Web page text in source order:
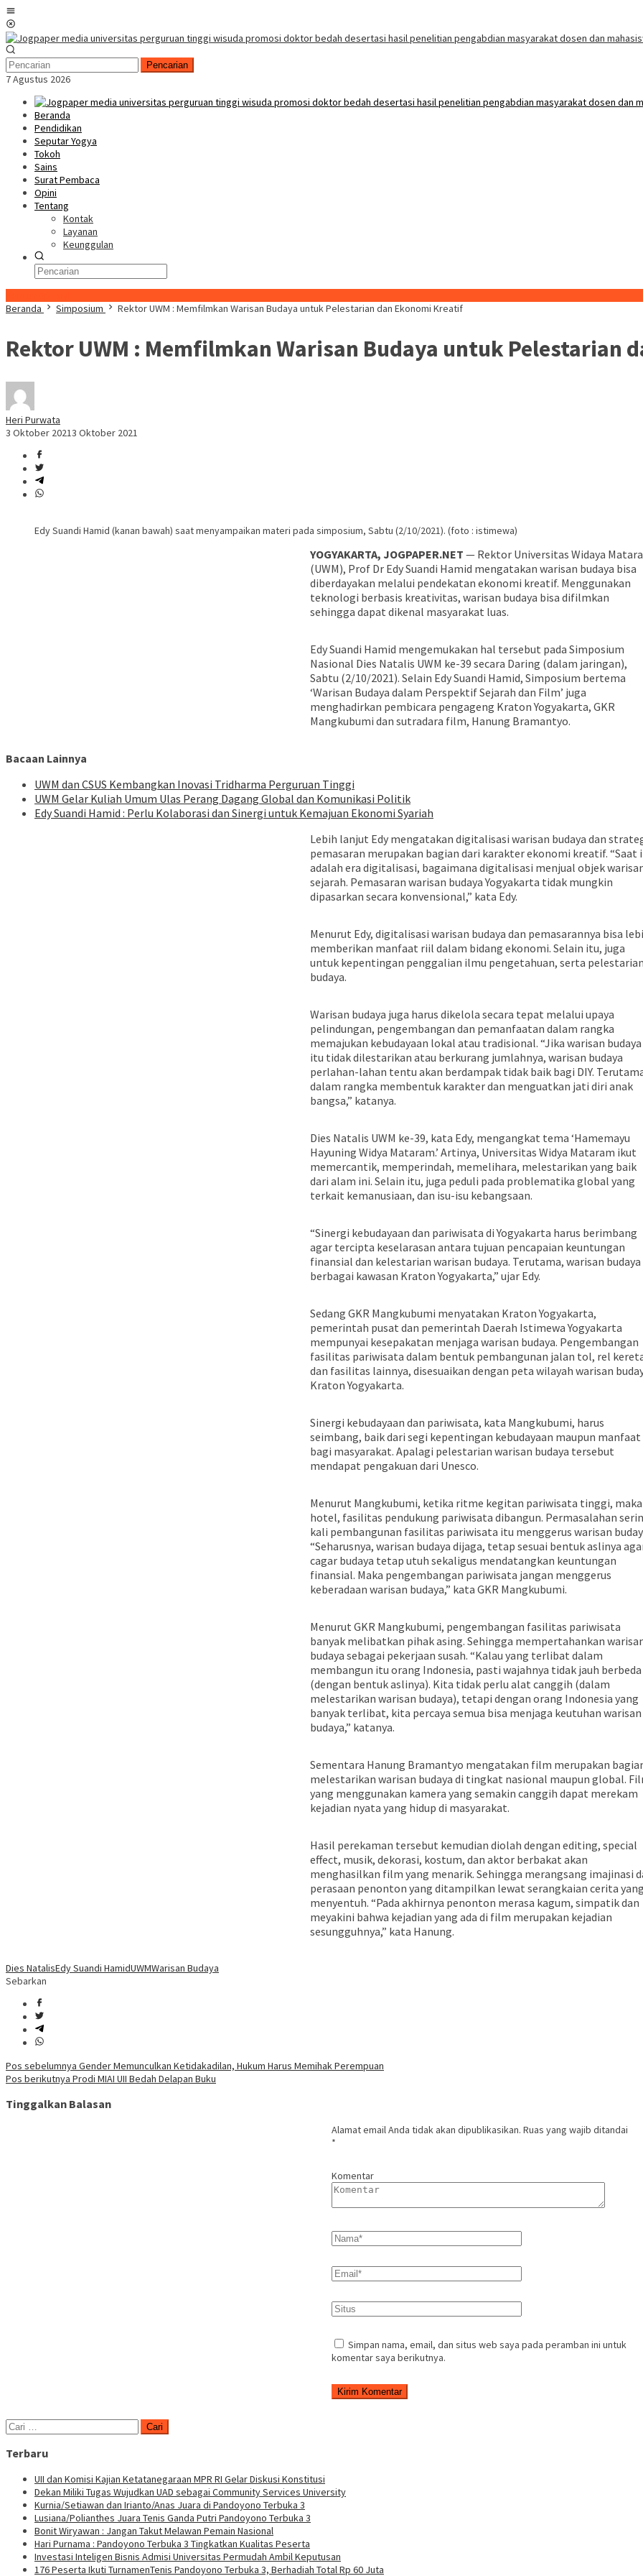
Loncat
ke
konten
Pencarian
7 Agustus 2026
Beranda
Pendidikan
Seputar Yogya
Tokoh
Sains
Surat Pembaca
Opini
Tentang
Kontak
Layanan
Keunggulan
Beranda
Simposium Rektor UWM : Memfilmkan Warisan Budaya untuk Pelestarian dan Ekonomi Kreatif
Rektor UWM : Memfilmkan Warisan Budaya untuk Pelestarian
Heri Purwata
3 Oktober 20213 Oktober 2021
Edy Suandi Hamid (kanan bawah) saat menyampaikan materi pada simposium, Sabtu (2/10/2021). (foto : istimewa)
YOGYAKARTA, JOGPAPER.NET — Rektor Universitas Widaya
(UWM), Prof Dr Edy Suandi Hamid mengatakan warisan budaya bisa
diberdayakan melalui pendekatan ekonomi kreatif. Menggunakan
teknologi berbasis kreativitas, warisan budaya bisa difilmkan
sehingga dapat dikenal masyarakat luas.
Edy Suandi Hamid mengemukakan hal tersebut pada Simposium
Nasional Dies Natalis UWM ke-39 secara Daring (dalam jaringan),
Sabtu (2/10/2021). Selain Edy Suandi Hamid, Simposium bertema
‘Warisan Budaya dalam Perspektif Sejarah dan Film’ juga
menghadirkan pembicara pengageng Kraton Yogyakarta, GKR
Mangkubumi dan sutradara film, Hanung Bramantyo.
Bacaan Lainnya
UWM dan CSUS Kembangkan Inovasi Tridharma Perguruan Tinggi
UWM Gelar Kuliah Umum Ulas Perang Dagang Global dan Komunikasi Politik
Edy Suandi Hamid : Perlu Kolaborasi dan Sinergi untuk Kemajuan Ekonomi Syariah
Lebih lanjut Edy mengatakan digitalisasi warisan budaya dan
pemasaran merupakan bagian dari karakter ekonomi kreatif. “Saat
adalah era digitalisasi, bagaimana digitalisasi menjual objek
sejarah. Pemasaran warisan budaya Yogyakarta tidak mungkin
dipasarkan secara konvensional,” kata Edy.
Menurut Edy, digitalisasi warisan budaya dan pemasarannya bisa
memberikan manfaat riil dalam bidang ekonomi. Selain itu, juga
untuk kepentingan penggalian ilmu pengetahuan, serta
budaya.
Warisan budaya juga harus dikelola secara tepat melalui upaya
pelindungan, pengembangan dan pemanfaatan dalam rangka
memajukan kebudayaan lokal atau tradisional. “Jika warisan budaya
itu tidak dilestarikan atau berkurang jumlahnya, warisan budaya
perlahan-lahan tentu akan berdampak tidak baik bagi DIY.
dalam rangka membentuk karakter dan menguatkan jati diri anak
bangsa,” katanya.
Dies Natalis UWM ke-39, kata Edy, mengangkat tema ‘Hamemayu
Hayuning Widya Mataram.’ Artinya, Universitas Widya Mataram ikut
memercantik, memperindah, memelihara, melestarikan yang baik
dari alam ini. Selain itu, juga peduli pada problematika global yang
terkait kemanusiaan, dan isu-isu kebangsaan.
“Sinergi kebudayaan dan pariwisata di Yogyakarta harus berimbang
agar tercipta keselarasan antara tujuan pencapaian keuntungan
finansial dan kelestarian warisan budaya. Terutama, warisan budaya
berbagai kawasan Kraton Yogyakarta,” ujar Edy.
Sedang GKR Mangkubumi menyatakan Kraton Yogyakarta,
pemerintah pusat dan pemerintah Daerah Istimewa Yogyakarta
mempunyai kesepakatan menjaga warisan budaya. Pengembangan
fasilitas pariwisata dalam bentuk pembangunan jalan tol, rel
dan fasilitas lainnya, disesuaikan dengan peta wilayah warisan
Kraton Yogyakarta.
Sinergi kebudayaan dan pariwisata, kata Mangkubumi, harus
seimbang, baik dari segi kepentingan kebudayaan maupun manfaat
bagi masyarakat. Apalagi pelestarian warisan budaya tersebut
mendapat pengakuan dari Unesco.
Menurut Mangkubumi, ketika ritme kegitan pariwisata tinggi, maka
hotel, fasilitas pendukung pariwisata dibangun. Permasalahan
kali pembangunan fasilitas pariwisata itu menggerus warisan
“Seharusnya, warisan budaya dijaga, tetap sesuai bentuk aslinya
cagar budaya tetap utuh sekaligus mendatangkan keuntungan
finansial. Maka pengembangan pariwisata jangan menggerus
keberadaan warisan budaya,” kata GKR Mangkubumi.
Menurut GKR Mangkubumi, pengembangan fasilitas pariwisata
banyak melibatkan pihak asing. Sehingga mempertahankan
budaya sebagai pekerjaan susah. “Kalau yang terlibat dalam
membangun itu orang Indonesia, pasti wajahnya tidak jauh berbeda
(dengan bentuk aslinya). Kita tidak perlu alat canggih (dalam
melestarikan warisan budaya), tetapi dengan orang Indonesia yang
banyak terlibat, kita percaya semua bisa menjaga keutuhan warisan
budaya,” katanya.
Sementara Hanung Bramantyo mengatakan film merupakan
melestarikan warisan budaya di tingkat nasional maupun global.
yang menggunakan kamera yang semakin canggih dapat merekam
kejadian nyata yang hidup di masyarakat.
Hasil perekaman tersebut kemudian diolah dengan editing, special
effect, musik, dekorasi, kostum, dan aktor berbakat akan
menghasilkan film yang menarik. Sehingga merangsang imajinasi
perasaan penonton yang ditampilkan lewat serangkaian cerita
menyentuh. “Pada akhirnya penonton merasa kagum, simpatik dan
meyakini bahwa kejadian yang ada di film merupakan kejadian
sesungguhnya,” kata Hanung.
Dies NatalisEdy Suandi HamidUWMWarisan Budaya
Sebarkan
Navigasi
pos
Pos sebelumnya Gender Memunculkan Ketidakadilan, Hukum Harus Memihak Perempuan
Pos berikutnya Prodi MIAI UII Bedah Delapan Buku
Tinggalkan Balasan
Alamat email Anda tidak akan dipublikasikan. Ruas yang wajib ditandai
*
Komentar
Simpan nama, email, dan situs web saya pada peramban ini untuk
komentar saya berikutnya.
Cari
untuk:
Terbaru
UII dan Komisi Kajian Ketatanegaraan MPR RI Gelar Diskusi Konstitusi
Dekan Miliki Tugas Wujudkan UAD sebagai Community Services University
Kurnia/Setiawan dan Irianto/Anas Juara di Pandoyono Terbuka 3
Lusiana/Polianthes Juara Tenis Ganda Putri Pandoyono Terbuka 3
Bonit Wiryawan : Jangan Takut Melawan Pemain Nasional
Hari Purnama : Pandoyono Terbuka 3 Tingkatkan Kualitas Peserta
Investasi Inteligen Bisnis Admisi Universitas Permudah Ambil Keputusan
176 Peserta Ikuti TurnamenTenis Pandoyono Terbuka 3, Berhadiah Total Rp 60 Juta